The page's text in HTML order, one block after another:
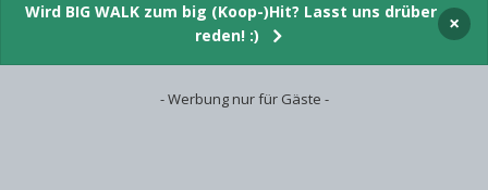
Wird BIG WALK zum big (Koop-)Hit? Lasst uns drüber
reden! :)
×
- Werbung nur für Gäste -